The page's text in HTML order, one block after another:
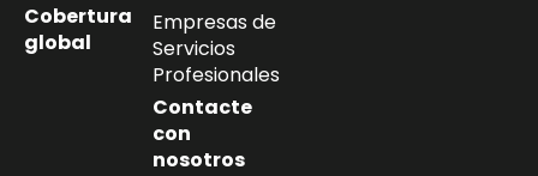
Cobertura
global
Empresas de
Servicios
Profesionales
Contacte
con
nosotros